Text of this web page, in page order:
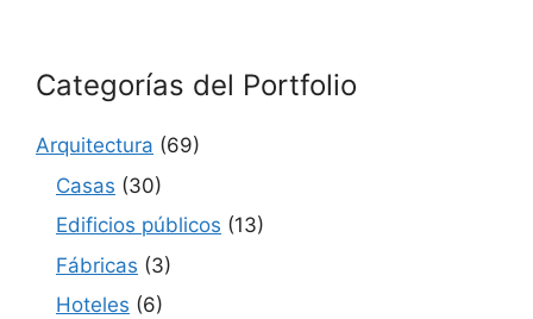
Categorías del Portfolio
Arquitectura (69)
Casas (30)
Edificios públicos (13)
Fábricas (3)
Hoteles (6)